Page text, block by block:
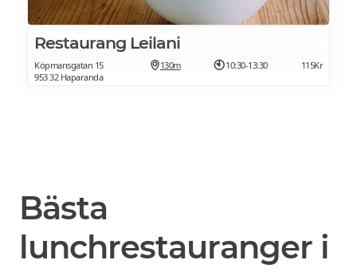
Restaurang Leilani
Köpmansgatan 15
953 32 Haparanda
130m 10:30-13:30 115Kr
Bästa
lunchrestauranger i